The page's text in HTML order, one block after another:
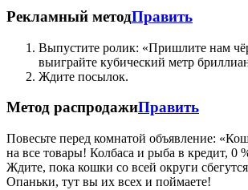
Рекламный методПравить
Выпустите ролик: «Пришлите нам
выиграйте кубический метр
Ждите посылок.
Метод распродажиПравить
Повесьте перед комнатой объявление:
на все товары! Колбаса и рыба в кредит, 0
Ждите, пока кошки со всей округи
Опаньки, тут вы их всех и поймаете!